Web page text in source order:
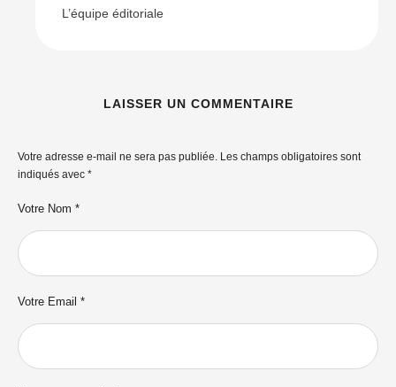
L’équipe éditoriale
LAISSER UN COMMENTAIRE
Votre adresse e-mail ne sera pas publiée. Les champs obligatoires sont
indiqués avec *
Votre Nom *
Votre Email *